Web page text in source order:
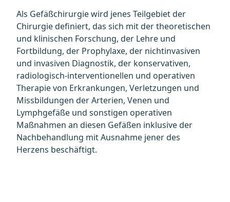
Als Gefäßchirurgie wird jenes Teilgebiet der
Chirurgie definiert, das sich mit der theoretischen
und klinischen Forschung, der Lehre und
Fortbildung, der Prophylaxe, der nichtinvasiven
und invasiven Diagnostik, der konservativen,
radiologisch-interventionellen und operativen
Therapie von Erkrankungen, Verletzungen und
Missbildungen der Arterien, Venen und
Lymphgefäße und sonstigen operativen
Maßnahmen an diesen Gefäßen inklusive der
Nachbehandlung mit Ausnahme jener des
Herzens beschäftigt.